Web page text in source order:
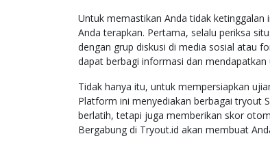
Untuk memastikan Anda tidak
Anda terapkan. Pertama, selalu periksa
dengan grup diskusi di media sosial atau
dapat berbagi informasi dan
Tidak hanya itu, untuk mempersiapkan
Platform ini menyediakan berbagai tryout
berlatih, tetapi juga memberikan skor
Bergabung di Tryout.id akan membuat